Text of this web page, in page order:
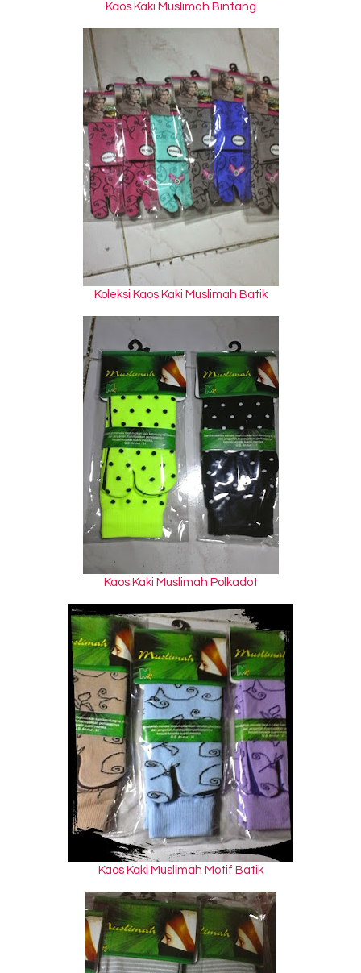
Kaos Kaki Muslimah Bintang
Koleksi Kaos Kaki Muslimah Batik
Kaos Kaki Muslimah Polkadot
Kaos Kaki Muslimah Motif Batik